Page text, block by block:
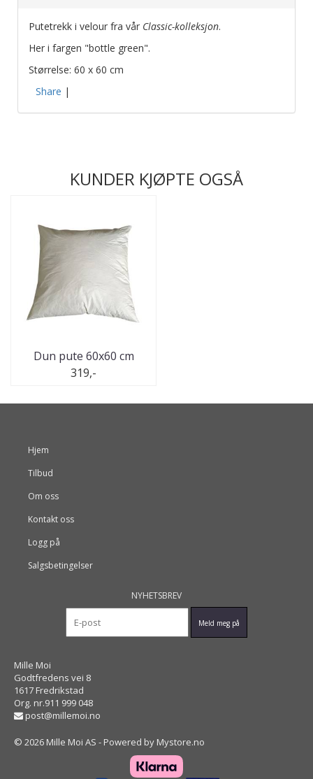
Putetrekk i velour fra vår Classic-kolleksjon.
Her i fargen "bottle green".
Størrelse: 60 x 60 cm
Share |
KUNDER KJØPTE OGSÅ
Dun pute 60x60 cm
319,-
Hjem
Tilbud
Om oss
Kontakt oss
Logg på
Salgsbetingelser
NYHETSBREV
Mille Moi
Godtfredens vei 8
1617 Fredrikstad
Org. nr.911 999 048
post@millemoi.no
© 2026 Mille Moi AS - Powered by Mystore.no